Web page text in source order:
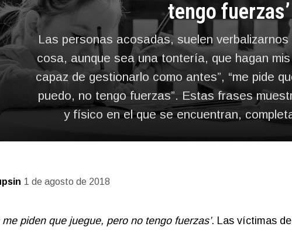
tengo fuerzas’
Las personas acosadas, suelen
cosa, aunque sea una tontería, que hagan
capaz de gestionarlo como antes”, “me pide
puedo, no tengo fuerzas”. Estas frases
y físico en el que se encuentran,
1 de agosto de 2018
me piden que juegue, pero no tengo fuerzas’. Las víctimas de